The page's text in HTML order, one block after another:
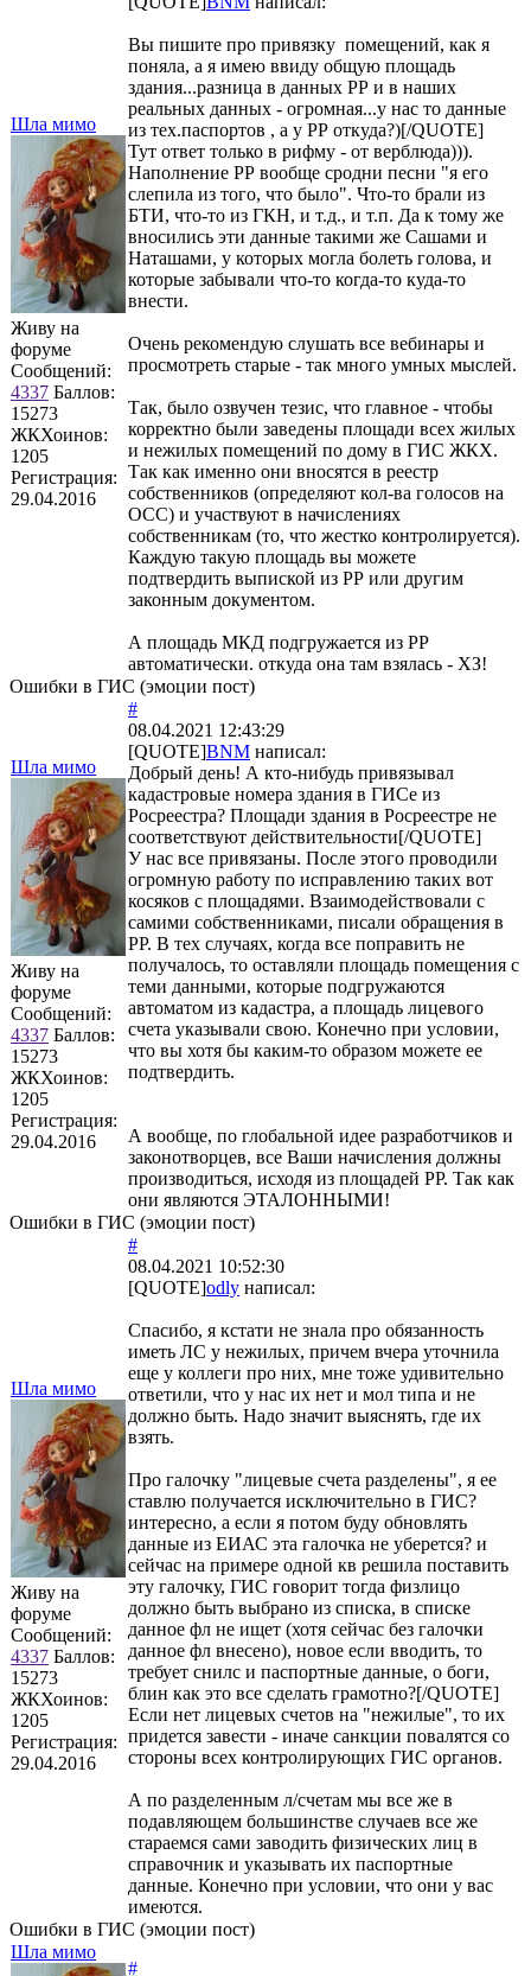
Шла мимо
Живу на
форуме
Сообщений:
4337 Баллов:
15273
ЖКХоинов:
1205
Регистрация:
29.04.2016
Вы пишите про привязку помещений, как я
поняла, а я имею ввиду общую площадь
здания...разница в данных РР и в наших
реальных данных - огромная...у нас то данные
из тех.паспортов , а у РР откуда?)[/QUOTE]
Тут ответ только в рифму - от верблюда))).
Наполнение РР вообще сродни песни "я его
слепила из того, что было". Что-то брали из
БТИ, что-то из ГКН, и т.д., и т.п. Да к тому же
вносились эти данные такими же Сашами и
Наташами, у которых могла болеть голова, и
которые забывали что-то когда-то куда-то
внести.
Очень рекомендую слушать все вебинары и
просмотреть старые - так много умных мыслей.
Так, было озвучен тезис, что главное - чтобы
корректно были заведены площади всех жилых
и нежилых помещений по дому в ГИС ЖКХ.
Так как именно они вносятся в реестр
собственников (определяют кол-ва голосов на
ОСС) и участвуют в начислениях
собственникам (то, что жестко контролируется).
Каждую такую площадь вы можете
подтвердить выпиской из РР или другим
законным документом.
А площадь МКД подгружается из РР
автоматически. откуда она там взялась - ХЗ!
Ошибки в ГИС (эмоции пост)
Шла мимо
Живу на
форуме
Сообщений:
4337 Баллов:
15273
ЖКХоинов:
1205
Регистрация:
29.04.2016
#
08.04.2021 12:43:29
[QUOTE]BNM написал:
Добрый день! А кто-нибудь привязывал
кадастровые номера здания в ГИСе из
Росреестра? Площади здания в Росреестре не
соответствуют действительности[/QUOTE]
У нас все привязаны. После этого проводили
огромную работу по исправлению таких вот
косяков с площадями. Взаимодействовали с
самими собственниками, писали обращения в
РР. В тех случаях, когда все поправить не
получалось, то оставляли площадь помещения с
теми данными, которые подгружаются
автоматом из кадастра, а площадь лицевого
счета указывали свою. Конечно при условии,
что вы хотя бы каким-то образом можете ее
подтвердить.
А вообще, по глобальной идее разработчиков и
законотворцев, все Ваши начисления должны
производиться, исходя из площадей РР. Так как
они являются ЭТАЛОННЫМИ!
Ошибки в ГИС (эмоции пост)
Шла мимо
Живу на
форуме
Сообщений:
4337 Баллов:
15273
ЖКХоинов:
1205
Регистрация:
29.04.2016
#
08.04.2021 10:52:30
[QUOTE]odly написал:
Спасибо, я кстати не знала про обязанность
иметь ЛС у нежилых, причем вчера уточнила
еще у коллеги про них, мне тоже удивительно
ответили, что у нас их нет и мол типа и не
должно быть. Надо значит выяснять, где их
взять.
Про галочку "лицевые счета разделены", я ее
ставлю получается исключительно в ГИС?
интересно, а если я потом буду обновлять
данные из ЕИАС эта галочка не уберется? и
сейчас на примере одной кв решила поставить
эту галочку, ГИС говорит тогда физлицо
должно быть выбрано из списка, в списке
данное фл не ищет (хотя сейчас без галочки
данное фл внесено), новое если вводить, то
требует снилс и паспортные данные, о боги,
блин как это все сделать грамотно?[/QUOTE]
Если нет лицевых счетов на "нежилые", то их
придется завести - иначе санкции повалятся со
стороны всех контролирующих ГИС органов.
А по разделенным л/счетам мы все же в
подавляющем большинстве случаев все же
стараемся сами заводить физических лиц в
справочник и указывать их паспортные
данные. Конечно при условии, что они у вас
имеются.
Ошибки в ГИС (эмоции пост)
Шла мимо
#